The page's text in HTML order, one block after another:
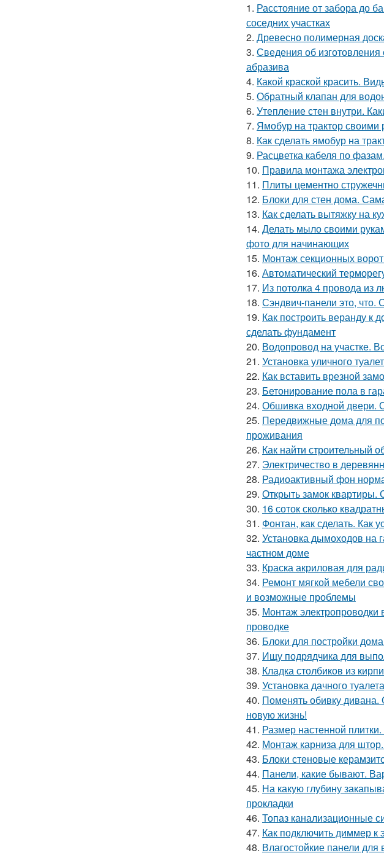
1. Расстояние от забора до
соседних участках
2. Древесно полимерная
3. Сведения об
абразива
4. Какой краской красить.
5. Обратный клапан для
6. Утепление стен внутри.
7. Ямобур на трактор своими
8. Как сделать ямобур на
9. Расцветка кабеля по
10. Правила монтажа
11. Плиты цементно
12. Блоки для стен дома.
13. Как сделать вытяжку на
14. Делать мыло своими
фото для начинающих
15. Монтаж секционных
16. Автоматический
17. Из потолка 4 провода из
18. Сэндвич-панели это,
19. Как построить веранду к
сделать фундамент
20. Водопровод на участке.
21. Установка уличного
22. Как вставить врезной
23. Бетонирование пола в
24. Обшивка входной двери.
25. Передвижные дома для
проживания
26. Как найти строительный
27. Электричество в
28. Радиоактивный фон
29. Открыть замок квартиры.
30. 16 соток сколько
31. Фонтан, как сделать. Как
32. Установка дымоходов на
частном доме
33. Краска акриловая для
34. Ремонт мягкой мебели
и возможные проблемы
35. Монтаж
проводке
36. Блоки для постройки
37. Ищу подрядчика для
38. Кладка столбиков из
39. Установка дачного
40. Поменять обивку
новую жизнь!
41. Размер настенной
42. Монтаж карниза для
43. Блоки стеновые
44. Панели, какие бывают.
45. На какую глубину
прокладки
46. Топаз канализационные
47. Как подключить диммер к
48. Влагостойкие панели